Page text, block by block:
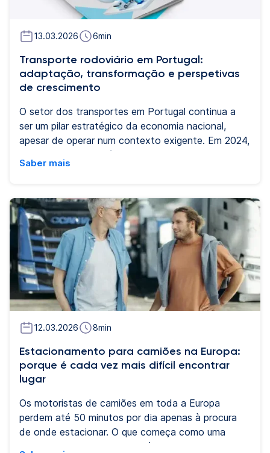
um papel fundamental na automatização das
portagens para camiões na Europa.
13.03.2026 6min
Transporte rodoviário em Portugal:
adaptação, transformação e perspetivas
de crescimento
O setor dos transportes em Portugal continua a
ser um pilar estratégico da economia nacional,
apesar de operar num contexto exigente. Em 2024,
o transporte rodoviário internacional de
mercadorias registou uma diminuição de 14% face
retração observada em nove outros países da
União Europeia. Ainda assim, as perspetivas
económicas apontam para uma recuperação
gradual da economia portuguesa, com previsões de
crescimento de 2,0% em 2025 e 2,1% em 2026.
Saber mais
12.03.2026 8min
Estacionamento para camiões na Europa:
porque é cada vez mais difícil encontrar
lugar
Os motoristas de camiões em toda a Europa
perdem até 50 minutos por dia apenas à procura
de onde estacionar. O que começa como uma
pergunta simples — «onde há estacionamento para